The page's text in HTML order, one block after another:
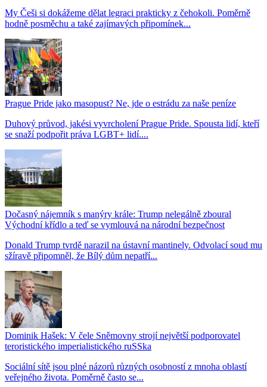
My Češi si dokážeme dělat legraci prakticky z čehokoli. Poměrně
hodně posměchu a také zajímavých připomínek...
Prague Pride jako masopust? Ne, jde o estrádu za naše peníze
Duhový průvod, jakési vyvrcholení Prague Pride. Spousta lidí, kteří
se snaží podpořit práva LGBT+ lidí....
Dočasný nájemník s manýry krále: Trump nelegálně zboural
Východní křídlo a teď se vymlouvá na národní bezpečnost
Donald Trump tvrdě narazil na ústavní mantinely. Odvolací soud mu
sžíravě připomněl, že Bílý dům nepatří...
Dominik Hašek: V čele Sněmovny strojí největší podporovatel
teroristického imperialistického ruSSka
Sociální sítě jsou plné názorů různých osobností z mnoha oblastí
veřejného života. Poměrně často se...